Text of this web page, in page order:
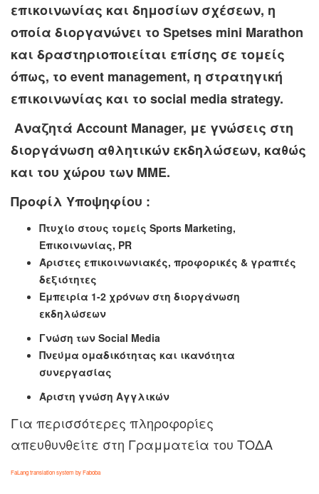
επικοινωνίας και δημοσίων σχέσεων, η
οποία διοργανώνει τοSpetses mini Marathon
και δραστηριοποιείται επίσης σε τομείς
όπως, τοevent management, η στρατηγική
επικοινωνίας και το social media strategy.
Αναζητά Account Manager, με γνώσεις στη
διοργάνωση αθλητικών εκδηλώσεων, καθώς
και του χώρου των ΜΜΕ.
Προφίλ Υποψηφίου :
Πτυχίο στους τομείς Sports Marketing,
Επικοινωνίας, PR
Άριστες επικοινωνιακές, προφορικές & γραπτές
δεξιότητες
Εμπειρία 1-2 χρόνων στη διοργάνωση
εκδηλώσεων
Γνώση των Social Media
Πνεύμα ομαδικότητας και ικανότητα
συνεργασίας
Άριστη γνώση Αγγλικών
Για περισσότερες πληροφορίες
απευθυνθείτε στη Γραμματεία του ΤΟΔΑ
FaLang translation system by Faboba